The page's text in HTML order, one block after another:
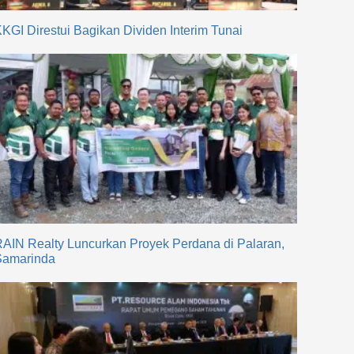
Direstui Bagikan Dividen Interim Tunai
Realty Luncurkan Proyek Perdana di Palaran,